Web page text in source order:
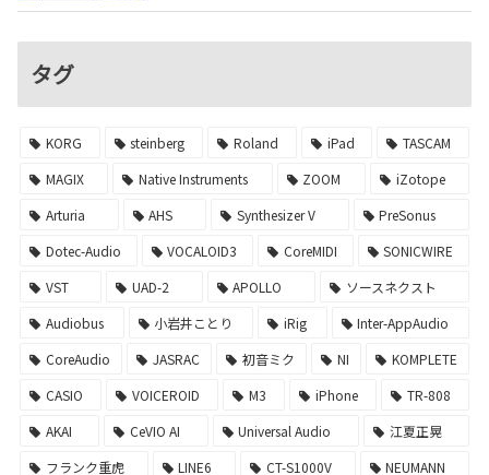
タグ
KORG steinberg Roland iPad
TASCAM
MAGIX
Native Instruments ZOOM
iZotope
Arturia
AHS Synthesizer V
PreSonus
Dotec-Audio
VOCALOID3 CoreMIDI
SONICWIRE
VST
UAD-2 APOLLO
ソースネクスト
Audiobus
小岩井ことり iRig
Inter-AppAudio
CoreAudio
JASRAC 初音ミク NI
KOMPLETE
CASIO
VOICEROID M3 iPhone
TR-808
AKAI
CeVIO AI Universal Audio
江夏正晃
フランク重虎
LINE6 CT-S1000V
NEUMANN